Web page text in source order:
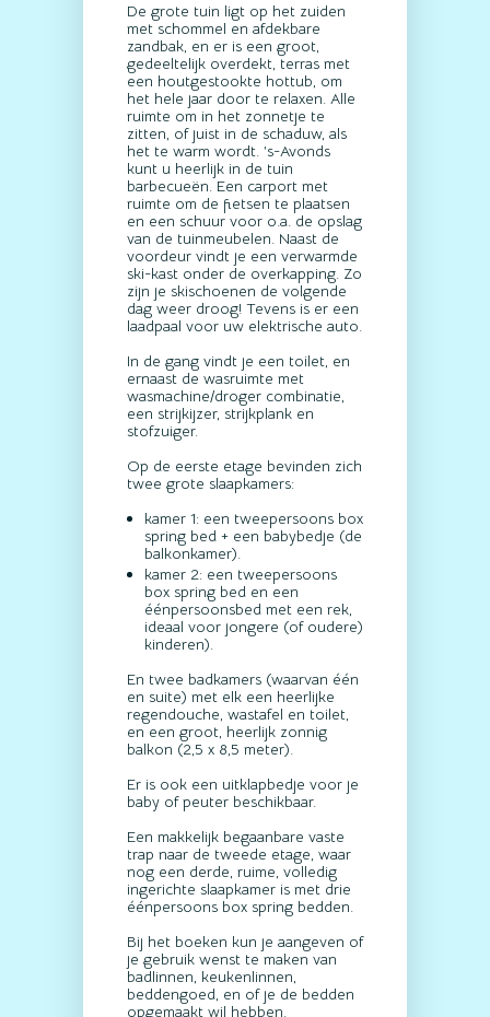
De grote tuin ligt op het zuiden
met schommel en afdekbare
zandbak, en er is een groot,
gedeeltelijk overdekt, terras met
een houtgestookte hottub, om
het hele jaar door te relaxen. Alle
ruimte om in het zonnetje te
zitten, of juist in de schaduw, als
het te warm wordt. ’s-Avonds
kunt u heerlijk in de tuin
barbecueën. Een carport met
ruimte om de fietsen te plaatsen
en een schuur voor o.a. de opslag
van de tuinmeubelen. Naast de
voordeur vindt je een verwarmde
ski-kast onder de overkapping. Zo
zijn je skischoenen de volgende
dag weer droog! Tevens is er een
laadpaal voor uw elektrische auto.
In de gang vindt je een toilet, en
ernaast de wasruimte met
wasmachine/droger combinatie,
een strijkijzer, strijkplank en
stofzuiger.
Op de eerste etage bevinden zich
twee grote slaapkamers:
kamer 1: een tweepersoons box
spring bed + een babybedje (de
balkonkamer).
kamer 2: een tweepersoons
box spring bed en een
éénpersoonsbed met een rek,
ideaal voor jongere (of oudere)
kinderen).
En twee badkamers (waarvan één
en suite) met elk een heerlijke
regendouche, wastafel en toilet,
en een groot, heerlijk zonnig
balkon (2,5 x 8,5 meter).
Er is ook een uitklapbedje voor je
baby of peuter beschikbaar.
Een makkelijk begaanbare vaste
trap naar de tweede etage, waar
nog een derde, ruime, volledig
ingerichte slaapkamer is met drie
éénpersoons box spring bedden.
Bij het boeken kun je aangeven of
je gebruik wenst te maken van
badlinnen, keukenlinnen,
beddengoed, en of je de bedden
opgemaakt wil hebben.